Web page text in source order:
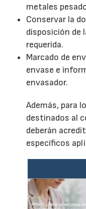
metales
Conservar la
disposición de
requerida.
Marcado de
envase e
envasador.
Además, para
destinados al
deberán
específicos